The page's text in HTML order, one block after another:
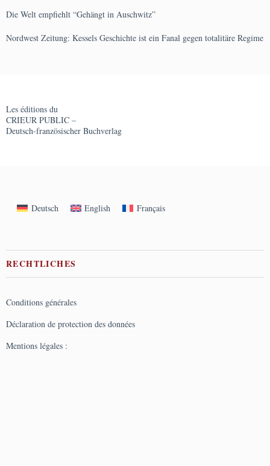
Die Welt empfiehlt “Gehängt in Auschwitz”
Nordwest Zeitung: Kessels Geschichte ist ein Fanal gegen totalitäre Regime
Les éditions du
CRIEUR PUBLIC –
Deutsch-französischer Buchverlag
Deutsch English Français
RECHTLICHES
Conditions générales
Déclaration de protection des données
Mentions légales :